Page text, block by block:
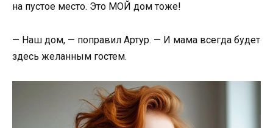
на пустое место. Это МОЙ дом тоже!
— Наш дом, — поправил Артур. — И мама всегда будет
здесь желанным гостем.